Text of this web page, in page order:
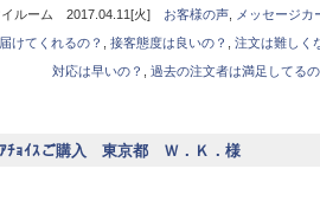
イルーム 2017.04.11[火] お客様の声,
メッセージ
けてくれるの？ 接客態度は良いの？
注文は難しく
対応は早いの？
過去の注文者は満足してる
ﾁｮｲｽご購入 東京都 Ｗ．Ｋ．様